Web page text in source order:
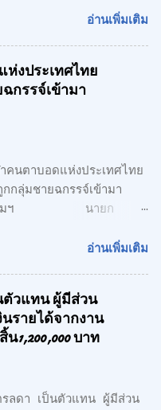
แฟคทอรี่ ยาร์ด กรุ๊ป
และชุติพนธ์ กิตติเกษม
ที่ลำลูกกา เน้นความทัน
โรงงาน พร้อมออฟฟิศ 3
ตล์ Modern Loft โดย
ยสีเขียว ด้าน CONCEPT
is the
-
งสุดแห่งสุนทรียภาพ เรา
กเลือกอย่างตั้งใจ เพื่อ
บ " สำหรับโครงการนี้
งด่วนวงแหวนรอบนอก
ำเลแห่งอนา...
อ่านเพิ่มเติม
งประเทศไทย
กรรจ์เข้ามา
ตาบอดแห่งประเทศไทย
กลุ่มชายฉกรรจ์เข้ามา
มาคมฯ นายก
มชายฉกรรจ์เข้ามาคุกคาม
ที่มีกลุ่มนักกีฬาคน
หนังสือถึงนายเศรษฐา ทวี
กร้องขอความเป็นธรรม
บโควตาสลากกินแบ่ง
เล่ม ของนักกีฬาคน
สมาชิกสามัญของสมาคม
อ่านเพิ่มเติม
ตัวแทน ผู้มีส่วน
รายได้จากงาน
น1,200,000 บาท
รลดา เป็นตัวแทน ผู้มีส่วน